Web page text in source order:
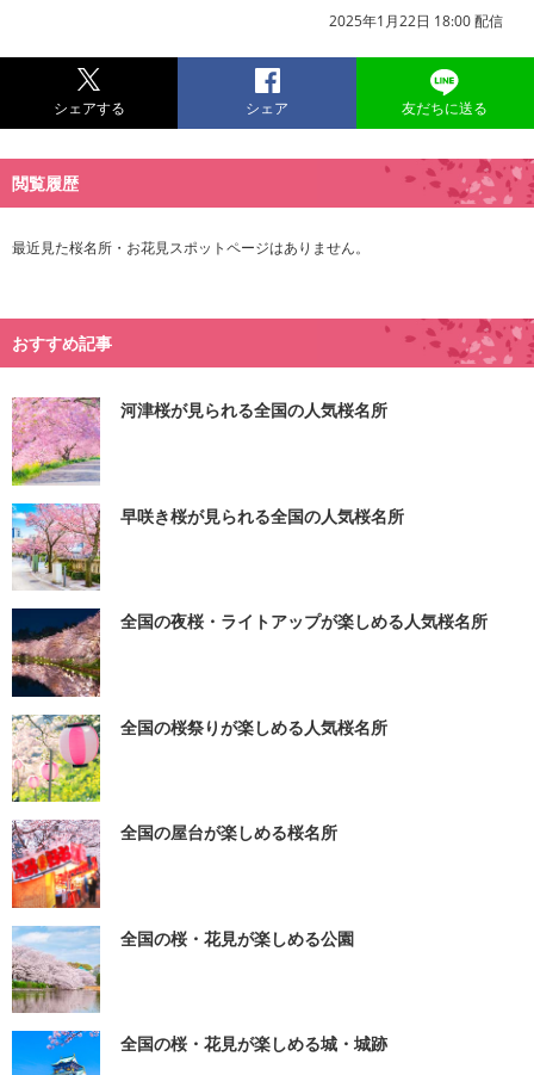
2025年1月22日 18:00 配信
シェアする シェア 友だちに送る
閲覧履歴
最近見た桜名所・お花見スポットページはありません。
おすすめ記事
河津桜が見られる全国の人気桜名所
早咲き桜が見られる全国の人気桜名所
全国の夜桜・ライトアップが楽しめる人気桜名所
全国の桜祭りが楽しめる人気桜名所
全国の屋台が楽しめる桜名所
全国の桜・花見が楽しめる公園
全国の桜・花見が楽しめる城・城跡